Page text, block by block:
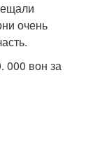
очень
000 вон за